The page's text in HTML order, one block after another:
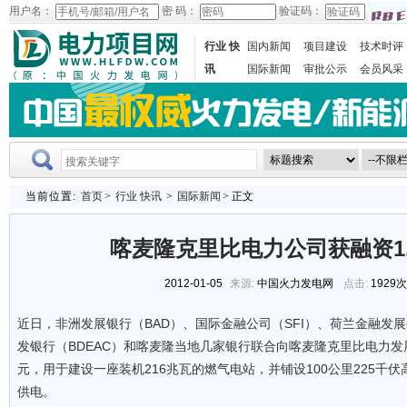
用户名： 密 码： 验证码：
行业 快
讯
国内新闻 项目建设
技术时评
国际新闻
审批公示 会员风采
当前位置: 首页> 行业 快讯 > 国际新闻 > 正文
喀麦隆克里比电力公司获融资
2012-01-05 来源: 中国火力发电网 点击: 1929
近日，非洲发展银行（BAD）、国际金融公司（SFI）、荷兰金融发
发银行（BDEAC）和喀麦隆当地几家银行联合向喀麦隆克里比电力
元，用于建设一座装机216兆瓦的燃气电站，并铺设100公里225千
供电。